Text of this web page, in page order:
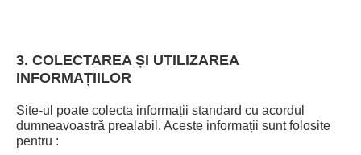
3. COLECTAREA ȘI UTILIZAREA
INFORMAȚIILOR
Site-ul poate colecta informații standard cu acordul
dumneavoastră prealabil. Aceste informații sunt folosite
pentru :